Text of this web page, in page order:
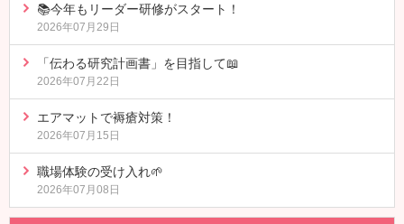
📚今年もリーダー研修がスタート！
2026年07月29日
「伝わる研究計画書」を目指して📖
2026年07月22日
エアマットで褥瘡対策！
2026年07月15日
職場体験の受け入れ🌱
2026年07月08日